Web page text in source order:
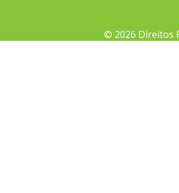
© 2026 Direitos